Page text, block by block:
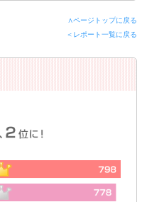
∧ページトップに戻る
＜レポート一覧に戻る